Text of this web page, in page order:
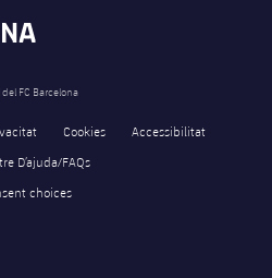
FC Barcelona
Cookies
Accessibilitat
D’ajuda/FAQs
choices